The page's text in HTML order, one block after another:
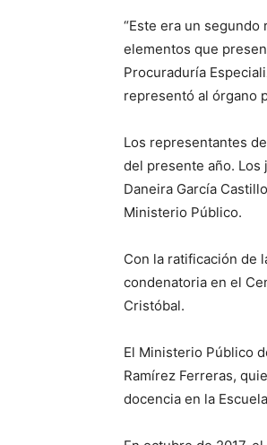
“Este era un
elementos que
Procuraduría
representó al órgano
Los representantes
del presente año. Los
Daneira García
Ministerio Público.
Con la ratificación de
condenatoria en el
Cristóbal.
El Ministerio Público
Ramírez Ferreras,
docencia en la